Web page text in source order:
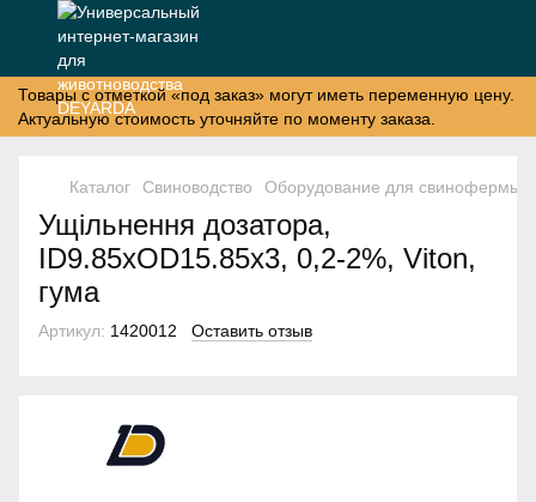
Товары с отметкой «под заказ» могут иметь переменную цену.
Актуальную стоимость уточняйте по моменту заказа.
Каталог Свиноводство Оборудование для свинофермы
Ущільнення дозатора,
ID9.85xOD15.85x3, 0,2-2%, Viton,
гума
Артикул: 1420012 Оставить отзыв